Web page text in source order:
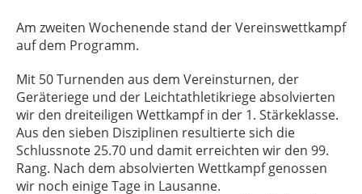
Am zweiten Wochenende stand der Vereinswettkampf
auf dem Programm.
Mit 50 Turnenden aus dem Vereinsturnen, der
Geräteriege und der Leichtathletikriege absolvierten
wir den dreiteiligen Wettkampf in der 1. Stärkeklasse.
Aus den sieben Disziplinen resultierte sich die
Schlussnote 25.70 und damit erreichten wir den 99.
Rang. Nach dem absolvierten Wettkampf genossen
wir noch einige Tage in Lausanne.